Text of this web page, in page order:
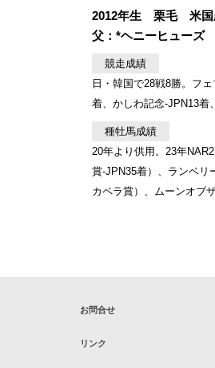
2012年生 栗毛 米国
父：*ヘニーヒュー
競走成績
日・韓国で28戦8勝。フ
着、かしわ記念-JPN13着
種牡馬成績
20年より供用。23年
賞-JPN35着）、ランベリ
カペラ賞）、ムーンオブ
お問合せ
リンク